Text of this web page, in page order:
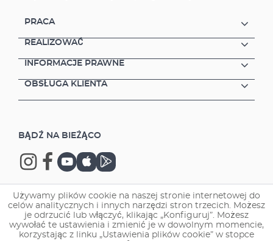
PRACA
REALIZOWAĆ
INFORMACJE PRAWNE
OBSŁUGA KLIENTA
BĄDŹ NA BIEŻĄCO
Copyright © 2026 EHEIM GmbH & Co. KG.
Używamy plików cookie na naszej stronie internetowej do
celów analitycznych i innych narzędzi stron trzecich. Możesz
je odrzucić lub włączyć, klikając „Konfiguruj”. Możesz
wywołać te ustawienia i zmienić je w dowolnym momencie,
korzystając z linku „Ustawienia plików cookie” w stopce